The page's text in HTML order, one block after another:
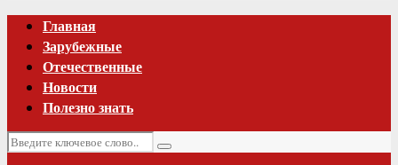
Главная
Зарубежные
Отечественные
Новости
Полезно знать
Искать:
Поиск